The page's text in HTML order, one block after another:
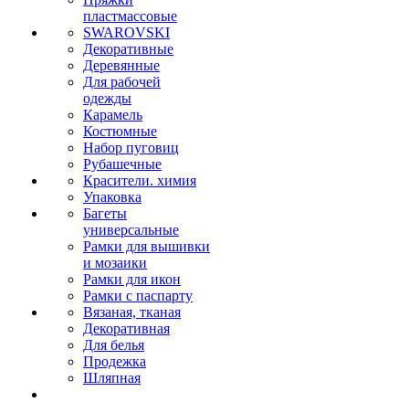
пластмассовые
SWAROVSKI
Декоративные
Деревянные
Для рабочей
одежды
Карамель
Костюмные
Набор пуговиц
Рубашечные
Красители. химия
Упаковка
Багеты
универсальные
Рамки для вышивки
и мозаики
Рамки для икон
Рамки с паспарту
Вязаная, тканая
Декоративная
Для белья
Продежка
Шляпная